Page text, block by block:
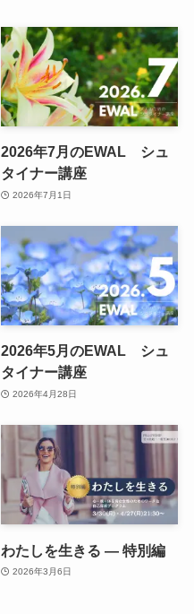
2026年7月のEWAL シュ
タイナー講座
2026年7月1日
2026年5月のEWAL シュ
タイナー講座
2026年4月28日
わたしを生きる — 特別編
2026年3月6日